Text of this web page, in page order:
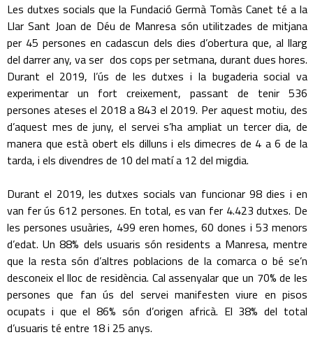
Les dutxes socials que la Fundació Germà Tomàs Canet té a la
Llar Sant Joan de Déu de Manresa són utilitzades de mitjana
per 45 persones en cadascun dels dies d’obertura que, al llarg
del darrer any, va ser dos cops per setmana, durant dues hores.
Durant el 2019, l’ús de les dutxes i la bugaderia social va
experimentar un fort creixement, passant de tenir 536
persones ateses el 2018 a 843 el 2019. Per aquest motiu, des
d’aquest mes de juny, el servei s’ha ampliat un tercer dia, de
manera que està obert els dilluns i els dimecres de 4 a 6 de la
tarda, i els divendres de 10 del matí a 12 del migdia.
Durant el 2019, les dutxes socials van funcionar 98 dies i en
van fer ús 612 persones. En total, es van fer 4.423 dutxes. De
les persones usuàries, 499 eren homes, 60 dones i 53 menors
d’edat. Un 88% dels usuaris són residents a Manresa, mentre
que la resta són d’altres poblacions de la comarca o bé se’n
desconeix el lloc de residència. Cal assenyalar que un 70% de les
persones que fan ús del servei manifesten viure en pisos
ocupats i que el 86% són d’origen africà. El 38% del total
d’usuaris té entre 18 i 25 anys.